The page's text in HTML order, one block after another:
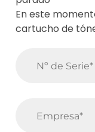
En este
cartucho de